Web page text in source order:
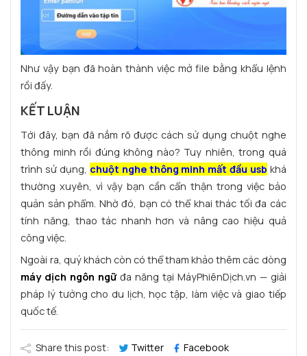
Như vậy bạn đã hoàn thành việc mở file bằng khẩu lệnh
rồi đấy.
KẾT LUẬN
Tới đây, bạn đã nắm rõ được cách sử dụng chuột nghe
thông minh rồi đúng không nào? Tuy nhiên, trong quá
trình sử dụng, chuột nghe thông minh mất đầu usb khá
thường xuyên, vì vậy bạn cần cẩn thận trong việc bảo
quản sản phẩm. Nhờ đó, bạn có thể khai thác tối đa các
tính năng, thao tác nhanh hơn và nâng cao hiệu quả
công việc.
Ngoài ra, quý khách còn có thể tham khảo thêm các dòng
máy dịch ngôn ngữđa năng tại MáyPhiênDịch.vn — giải
pháp lý tưởng cho du lịch, học tập, làm việc và giao tiếp
quốc tế.
Share this post: Twitter Facebook